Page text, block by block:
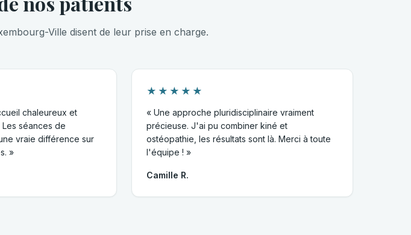
Ville disent de leur prise en charge.
chaleureux et
séances de
vraie différence sur
»
★★★★★
« Une approche pluridisciplinaire vraiment
précieuse. J'ai pu combiner kiné et
ostéopathie, les résultats sont là. Merci à toute
l'équipe ! »
Camille R.